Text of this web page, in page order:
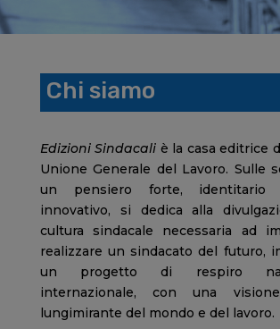
Chi siamo
Edizioni Sindacali è la casa editrice
Unione Generale del Lavoro. Sulle
un pensiero forte, identitario
innovativo, si dedica alla
cultura sindacale necessaria ad
realizzare un sindacato del futuro,
un progetto di respiro
internazionale, con una
lungimirante del mondo e del lavoro.